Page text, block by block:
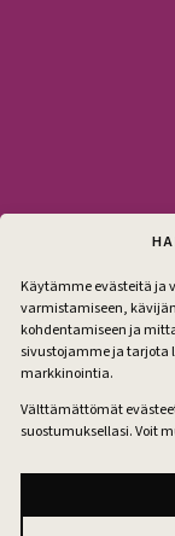
Käytämme evästeitä ja
varmistamiseen,
kohdentamiseen ja
sivustojamme ja tarjota
markkinointia.
Välttämättömät
suostumuksellasi. Voit